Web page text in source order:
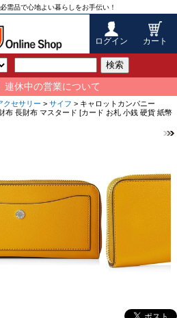
需品で心地よい暮らしをお手伝い！
ログイン カート
検索
連休中の営業について
クセサリー > サイフ > キャロットカンパニー
布 長財布 マスタード [カード お札 小銭 硬貨 紙幣